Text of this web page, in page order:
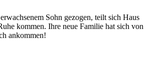
Sohn gezogen, teilt sich Haus
kommen. Ihre neue Familie hat sich von
ankommen!